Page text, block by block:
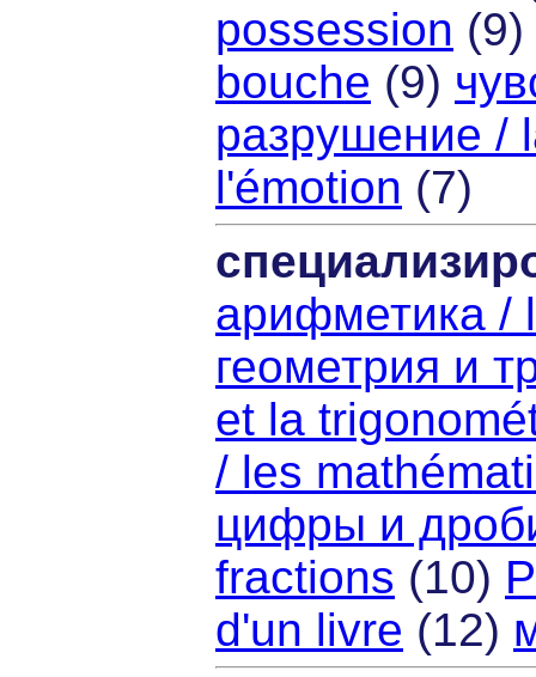
possession (9)
bouche (9)
разрушение /
l'émotion (7)
арифметика /
геометрия и
et la
/ les
цифры и
fractions (10)
d'un livre (12)